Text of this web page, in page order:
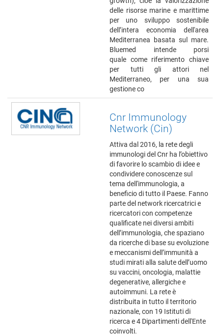
delle risorse marine e marittime
per uno sviluppo sostenibile
dell’intera economia dell'area
Mediterranea basata sul mare.
Bluemed intende porsi
quale come riferimento chiave
per tutti gli attori nel
Mediterraneo, per una sua
gestione co
Cnr Immunology
Network (Cin)
Attiva dal 2016, la rete degli
immunologi del Cnr ha l’obiettivo
di favorire lo scambio di idee e
condividere conoscenze sul
tema dell'immunologia, a
beneficio di tutto il Paese. Fanno
parte del network ricercatrici e
ricercatori con competenze
qualificate nei diversi ambiti
dell’immunologia, che spaziano
da ricerche di base su evoluzione
e meccanismi dell’immunità a
studi mirati alla salute dell’uomo
su vaccini, oncologia, malattie
degenerative, allergiche e
autoimmuni. La rete è
distribuita in tutto il territorio
nazionale, con 19 Istituti di
ricerca e 4 Dipartimenti dell'Ente
coinvolti.